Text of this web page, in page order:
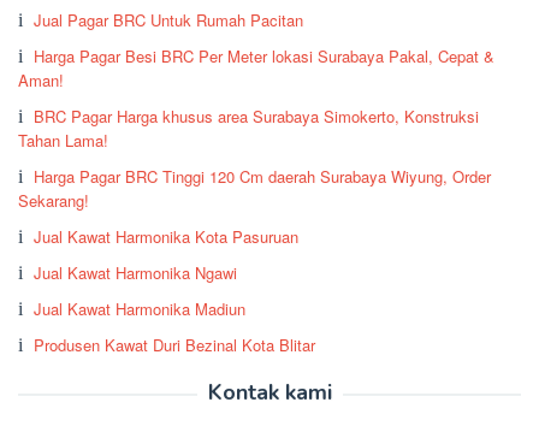
Jual Pagar BRC Untuk Rumah Pacitan
Harga Pagar Besi BRC Per Meter lokasi Surabaya Pakal, Cepat &
Aman!
BRC Pagar Harga khusus area Surabaya Simokerto, Konstruksi
Tahan Lama!
Harga Pagar BRC Tinggi 120 Cm daerah Surabaya Wiyung, Order
Sekarang!
Jual Kawat Harmonika Kota Pasuruan
Jual Kawat Harmonika Ngawi
Jual Kawat Harmonika Madiun
Produsen Kawat Duri Bezinal Kota Blitar
Kontak kami